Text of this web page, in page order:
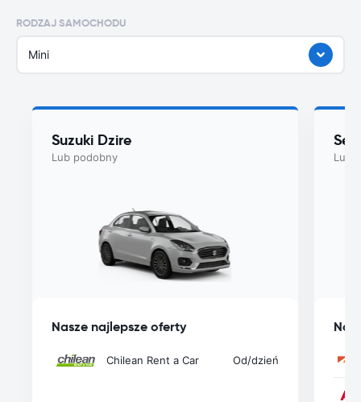
RODZAJ SAMOCHODU
Mini
Suzuki Dzire
Lub podobny
Nasze najlepsze oferty
Chilean Rent a Car Od/dzień
Lub